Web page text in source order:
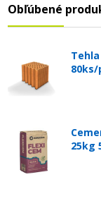
Obľúbené
25kg